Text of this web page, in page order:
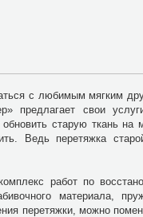
с любимым мягким
предлагает свои
старую ткань на
Ведь перетяжка
работ по
материала,
перетяжки, можно